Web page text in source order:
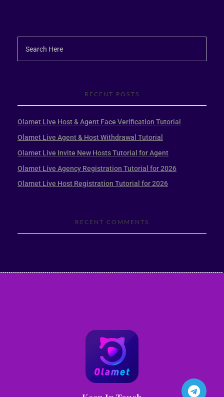
RECENT POSTS
Olamet Live Host & Agent Face Verification Tutorial
Olamet Live Agent & Host Withdrawal Tutorial
Olamet Live Invite New Hosts Tutorial for Agent
Olamet Live Agency Registration Tutorial for 2026
Olamet Live Host Registration Tutorial for 2026
RECENT COMMENTS